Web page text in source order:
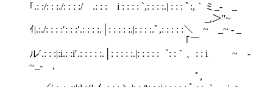
｢.: :/: : :./: : : :/ .: : : i : : : : `,: : : :.| : : : ﾟ:,｀ミ_- _
_,＞''~
ｲ|.:./: : : :′: : :′.: : : :.│: : : : :.|: : : :.ﾟ,: : : : :＼ ~ _~ - _
｢￣
ル′.: : :|:i.: :i′.: : : : :.│: : : : :.|: : : : :゜: :｀、: : i ~ ‐
~_‐ ,
ﾟ,